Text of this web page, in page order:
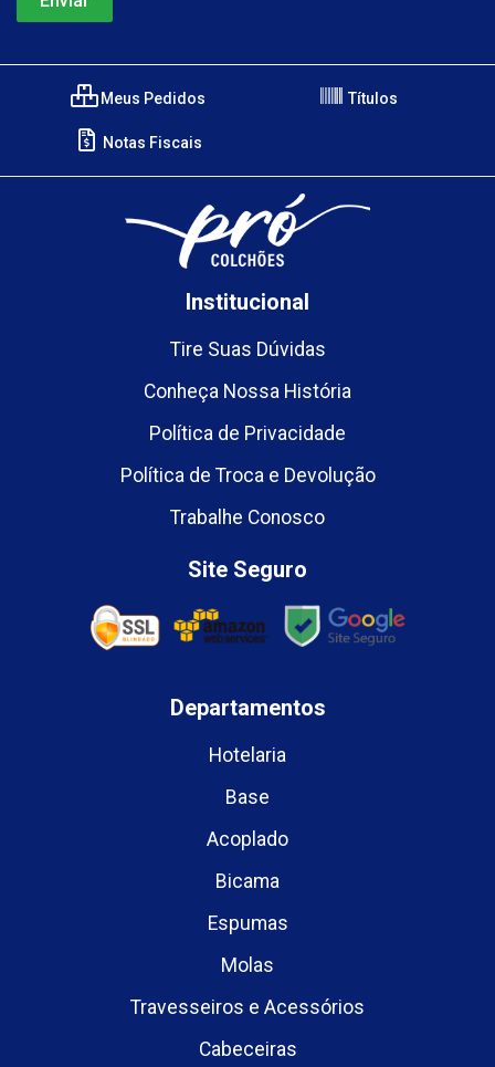
Meus Pedidos Títulos
Notas Fiscais
Institucional
Tire Suas Dúvidas
Conheça Nossa História
Política de Privacidade
Política de Troca e Devolução
Trabalhe Conosco
Site Seguro
Departamentos
Hotelaria
Base
Acoplado
Bicama
Espumas
Molas
Travesseiros e Acessórios
Cabeceiras